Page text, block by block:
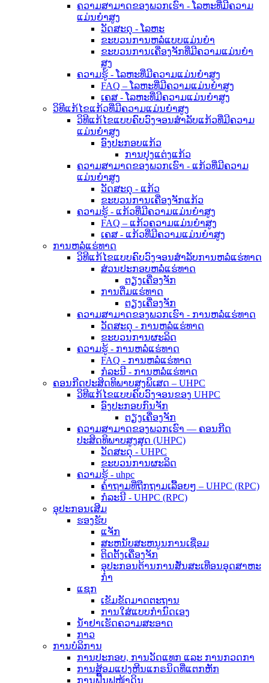
ຄວາມສາມາດຂອງພວກເຮົາ - ໂລຫະທີ່ມີຄວາມ
ແມ່ນຍໍາສູງ
ວັດສະດຸ - ໂລຫະ
ຂະບວນການຫລໍ່ແບບແມ່ນຍໍາ
ຂະບວນການເຄື່ອງຈັກທີ່ມີຄວາມແມ່ນຍໍາ
ສູງ
ຄວາມຮູ້ - ໂລຫະທີ່ມີຄວາມແມ່ນຍໍາສູງ
FAQ – ໂລຫະທີ່ມີຄວາມແມ່ນຍໍາສູງ
ເຄສ - ໂລຫະທີ່ມີຄວາມແມ່ນຍໍາສູງ
ວິທີແກ້ໄຂແກ້ວທີ່ມີຄວາມແມ່ນຍໍາສູງ
ວິທີແກ້ໄຂແບບຄົບວົງຈອນສຳລັບແກ້ວທີ່ມີຄວາມ
ແມ່ນຍໍາສູງ
ອົງປະກອບແກ້ວ
ການປຸງແຕ່ງແກ້ວ
ຄວາມສາມາດຂອງພວກເຮົາ - ແກ້ວທີ່ມີຄວາມ
ແມ່ນຍໍາສູງ
ວັດສະດຸ - ແກ້ວ
ຂະບວນການເຄື່ອງຈັກແກ້ວ
ຄວາມຮູ້ - ແກ້ວທີ່ມີຄວາມແມ່ນຍໍາສູງ
FAQ – ແກ້ວຄວາມແມ່ນຍໍາສູງ
ເຄສ - ແກ້ວທີ່ມີຄວາມແມ່ນຍໍາສູງ
ການຫລໍ່ແຮ່ທາດ
ວິທີແກ້ໄຂແບບຄົບວົງຈອນສຳລັບການຫລໍ່ແຮ່ທາດ
ສ່ວນປະກອບຫລໍ່ແຮ່ທາດ
ຕຽງເຄື່ອງຈັກ
ການຕື່ມແຮ່ທາດ
ຕຽງເຄື່ອງຈັກ
ຄວາມສາມາດຂອງພວກເຮົາ - ການຫລໍ່ແຮ່ທາດ
ວັດສະດຸ - ການຫລໍ່ແຮ່ທາດ
ຂະບວນການຜະລິດ
ຄວາມຮູ້ - ການຫລໍ່ແຮ່ທາດ
FAQ - ການຫລໍ່ແຮ່ທາດ
ກໍລະນີ - ການຫລໍ່ແຮ່ທາດ
ຄອນກີດປະສິດທິພາບສູງພິເສດ – UHPC
ວິທີແກ້ໄຂແບບຄົບວົງຈອນຂອງ UHPC
ອົງປະກອບກົນຈັກ
ຕຽງເຄື່ອງຈັກ
ຄວາມສາມາດຂອງພວກເຮົາ — ຄອນກີດ
ປະສິດທິພາບສູງສຸດ (UHPC)
ວັດສະດຸ - UHPC
ຂະບວນການຜະລິດ
ຄວາມຮູ້ - uhpc
ຄຳຖາມທີ່ຖືກຖາມເລື້ອຍໆ – UHPC (RPC)
ກໍລະນີ - UHPC (RPC)
ອຸປະກອນເສີມ
ຮອງຮັບ
ແຈັກ
ສະຫນັບສະຫນູນການເຊື່ອມ
ຕິດຕັ້ງເຄື່ອງຈັກ
ອຸປະກອນຕ້ານການສັ່ນສະເທືອນອຸດສາຫະ
ກໍາ
ແຊກ
ເຂັມຂັດມາດຕະຖານ
ການໃສ່ແບບກຳນົດເອງ
ນ້ຳຢາເຮັດຄວາມສະອາດ
ກາວ
ການບໍລິການ
ການປະກອບ, ການວັດແທກ ແລະ ການກວດກາ
ການສ້ອມແປງຫີນແກຣນິດທີ່ແຕກຫັກ
ການຟື້ນຟູໜ້າດິນ